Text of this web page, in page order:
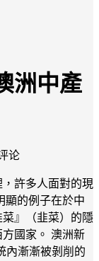
洲中產
论
許多人面對的現
顯的例子在於中
』（韭菜）的隱
國家。 澳洲新
內漸漸被剝削的